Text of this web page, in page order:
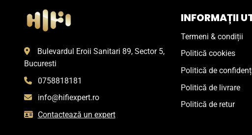
Bulevardul Eroii Sanitari 89, Sector 5,
Bucuresti
0758818181
info@hifiexpert.ro
Contactează un expert
INFORMAȚII
Termeni & condiții
Politică cookies
Politică de
Politică de livrare
Politică de retur